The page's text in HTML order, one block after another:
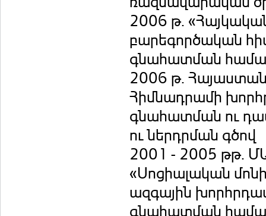
2006 թ.
բարեգործական
գնահատման
2006 թ.
Հիմնադրամի
գնահատման ու
ու ներդրման գծով
2001 - 2005 թթ.
«Սոցիալական
ազգային
գնահատման